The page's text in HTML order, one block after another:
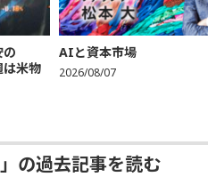
の
米物
AIと資本市場
2026/08/07
の過去記事を読む